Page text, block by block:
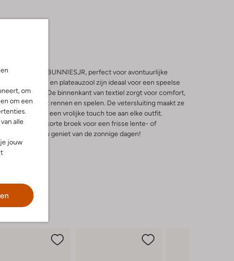
om
om een
alle
jouw
sneakers van BUNNIESJR, perfect voor avontuurlijke
ronde neus en plateauzool zijn ideaal voor een speelse
picknick. De binnenkant van textiel zorgt voor comfort,
tijdens het rennen en spelen. De vetersluiting maakt ze
kleur voegt een vrolijke touch toe aan elke outfit.
jurkje of een korte broek voor een frisse lente- of
vrije loop en geniet van de zonnige dagen!